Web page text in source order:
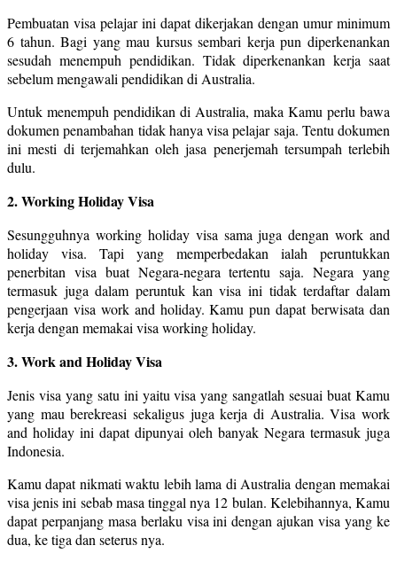
Pembuatan visa pelajar ini dapat dikerjakan dengan umur minimum
6 tahun. Bagi yang mau kursus sembari kerja pun diperkenankan
sesudah menempuh pendidikan. Tidak diperkenankan kerja saat
sebelum mengawali pendidikan di Australia.
Untuk menempuh pendidikan di Australia, maka Kamu perlu bawa
dokumen penambahan tidak hanya visa pelajar saja. Tentu dokumen
ini mesti di terjemahkan oleh jasa penerjemah tersumpah terlebih
dulu.
2. Working Holiday Visa
Sesungguhnya working holiday visa sama juga dengan work and
holiday visa. Tapi yang memperbedakan ialah peruntukkan
penerbitan visa buat Negara-negara tertentu saja. Negara yang
termasuk juga dalam peruntuk kan visa ini tidak terdaftar dalam
pengerjaan visa work and holiday. Kamu pun dapat berwisata dan
kerja dengan memakai visa working holiday.
3. Work and Holiday Visa
Jenis visa yang satu ini yaitu visa yang sangatlah sesuai buat Kamu
yang mau berekreasi sekaligus juga kerja di Australia. Visa work
and holiday ini dapat dipunyai oleh banyak Negara termasuk juga
Indonesia.
Kamu dapat nikmati waktu lebih lama di Australia dengan memakai
visa jenis ini sebab masa tinggal nya 12 bulan. Kelebihannya, Kamu
dapat perpanjang masa berlaku visa ini dengan ajukan visa yang ke
dua, ke tiga dan seterus nya.